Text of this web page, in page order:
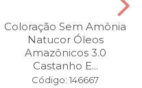
Coloração Sem Amônia
Natucor Óleos
Amazônicos 3.0
Castanho E...
Código: 146667